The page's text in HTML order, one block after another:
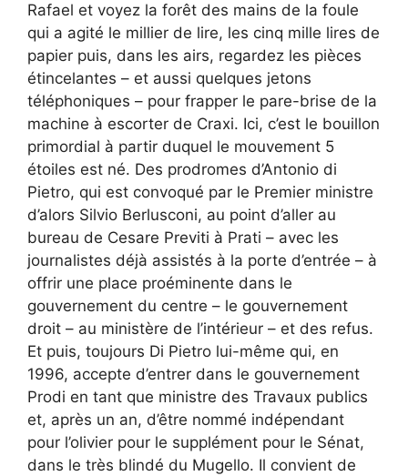
Rafael et voyez la forêt des mains de la foule
qui a agité le millier de lire, les cinq mille lires de
papier puis, dans les airs, regardez les pièces
étincelantes – et aussi quelques jetons
téléphoniques – pour frapper le pare-brise de la
machine à escorter de Craxi. Ici, c’est le bouillon
primordial à partir duquel le mouvement 5
étoiles est né. Des prodromes d’Antonio di
Pietro, qui est convoqué par le Premier ministre
d’alors Silvio Berlusconi, au point d’aller au
bureau de Cesare Previti à Prati – avec les
journalistes déjà assistés à la porte d’entrée – à
offrir une place proéminente dans le
gouvernement du centre – le gouvernement
droit – au ministère de l’intérieur – et des refus.
Et puis, toujours Di Pietro lui-même qui, en
1996, accepte d’entrer dans le gouvernement
Prodi en tant que ministre des Travaux publics
et, après un an, d’être nommé indépendant
pour l’olivier pour le supplément pour le Sénat,
dans le très blindé du Mugello. Il convient de